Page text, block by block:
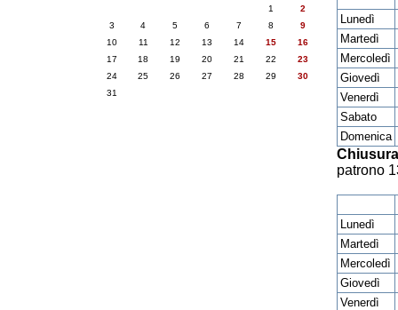
Lunedì
Martedì
Mercoledì
Giovedì
Venerdì
Sabato
Domenica
patrono
Lunedì
Martedì
Mercoledì
Giovedì
Venerdì
1
2
3
4 5 6 7 8
9
10
11 12 13 14 15
16
17
18 19 20 21 22
23
24
25 26 27 28 29
30
31